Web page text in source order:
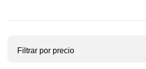
Filtrar por precio